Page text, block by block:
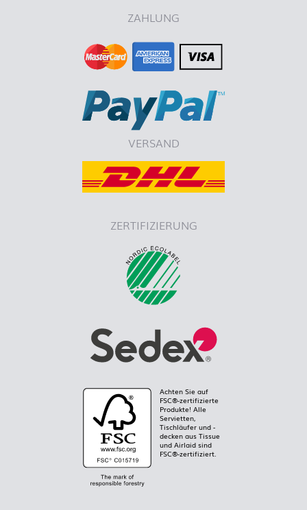
ZAHLUNG
VERSAND
ZERTIFIZIERUNG
Achten Sie auf
FSC®-zertifizierte
Produkte! Alle
Servietten,
Tischläufer und -
decken aus Tissue
und Airlaid sind
FSC®-zertifiziert.